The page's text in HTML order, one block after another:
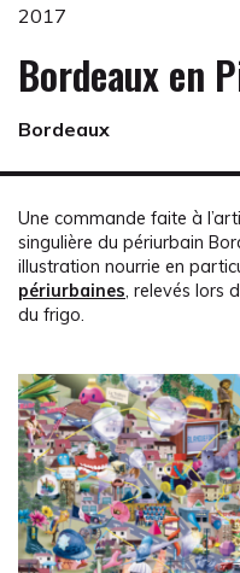
2017
Bordeaux en
Bordeaux
Une commande faite à
singulière du périurbain
illustration nourrie en
périurbaines, relevés lors
du frigo.